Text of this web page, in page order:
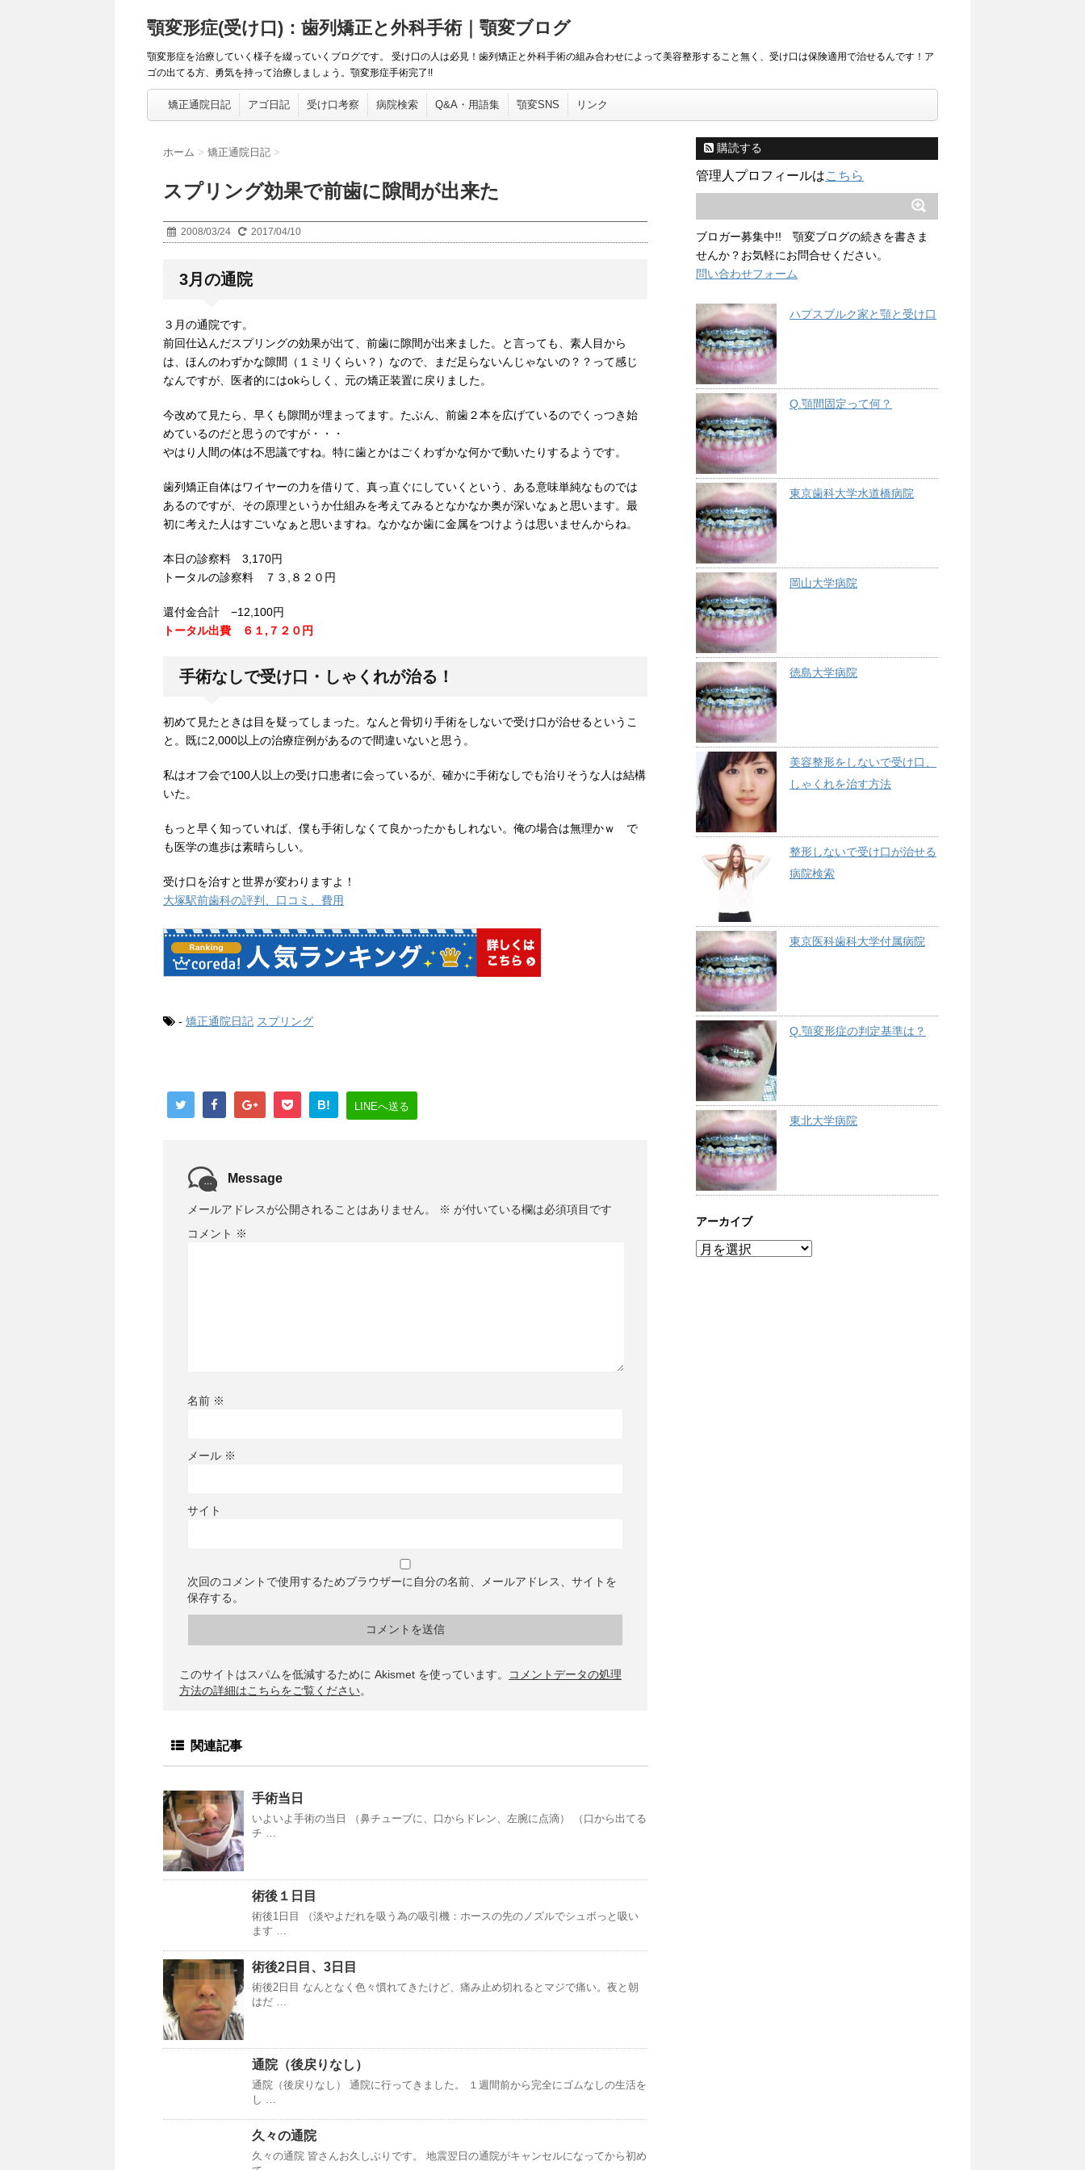
顎変形症(受け口)：歯列矯正と外科手術｜顎変ブログ
顎変形症を治療していく様子を綴っていくブログです。 受け口の人は必見！歯列矯正と外科手術の組み合わせによって美容整形すること無く、受け口は保険適用で治せるんです！ア
ゴの出てる方、勇気を持って治療しましょう。顎変形症手術完了!!
矯正通院日記 アゴ日記 受け口考察 病院検索 Q&A・用語集 顎変SNS リンク
ホーム > 矯正通院日記 >
スプリング効果で前歯に隙間が出来た
2008/03/24 2017/04/10
3月の通院
３月の通院です。
前回仕込んだスプリングの効果が出て、前歯に隙間が出来ました。と言っても、素人目から
は、ほんのわずかな隙間（１ミリくらい？）なので、まだ足らないんじゃないの？？って感じ
なんですが、医者的にはokらしく、元の矯正装置に戻りました。
今改めて見たら、早くも隙間が埋まってます。たぶん、前歯２本を広げているのでくっつき始
めているのだと思うのですが・・・
やはり人間の体は不思議ですね。特に歯とかはごくわずかな何かで動いたりするようです。
歯列矯正自体はワイヤーの力を借りて、真っ直ぐにしていくという、ある意味単純なものでは
あるのですが、その原理というか仕組みを考えてみるとなかなか奥が深いなぁと思います。最
初に考えた人はすごいなぁと思いますね。なかなか歯に金属をつけようは思いませんからね。
本日の診察料 3,170円
トータルの診察料 ７３,８２０円
還付金合計 −12,100円
トータル出費 ６１,７２０円
手術なしで受け口・しゃくれが治る！
初めて見たときは目を疑ってしまった。なんと骨切り手術をしないで受け口が治せるというこ
と。既に2,000以上の治療症例があるので間違いないと思う。
私はオフ会で100人以上の受け口患者に会っているが、確かに手術なしでも治りそうな人は結構
いた。
もっと早く知っていれば、僕も手術しなくて良かったかもしれない。俺の場合は無理かｗ で
も医学の進歩は素晴らしい。
受け口を治すと世界が変わりますよ！
大塚駅前歯科の評判、口コミ、費用
- 矯正通院日記 スプリング
B! LINEへ送る
Message
メールアドレスが公開されることはありません。 ※ が付いている欄は必須項目です
コメント ※
名前 ※
メール ※
サイト
次回のコメントで使用するためブラウザーに自分の名前、メールアドレス、サイトを
保存する。
このサイトはスパムを低減するために Akismet を使っています。
コメントデータの処理
方法の詳細はこちらをご覧ください。
関連記事
手術当日
いよいよ手術の当日 （鼻チューブに、口からドレン、左腕に点滴） （口から出てる
チ …
術後１日目
術後1日目 （淡やよだれを吸う為の吸引機：ホースの先のノズルでシュボっと吸い
ます …
術後2日目、3日目
術後2日目 なんとなく色々慣れてきたけど、痛み止め切れるとマジで痛い。夜と朝
はだ …
通院（後戻りなし）
通院（後戻りなし） 通院に行ってきました。 １週間前から完全にゴムなしの生活を
し …
久々の通院
久々の通院 皆さんお久しぶりです。 地震翌日の通院がキャンセルになってから初め
購読する
管理人プロフィールはこちら
ブロガー募集中!! 顎変ブログの続きを書きま
せんか？お気軽にお問合せください。
問い合わせフォーム
ハプスブルク家と顎と受け口
Q.顎間固定って何？
東京歯科大学水道橋病院
岡山大学病院
徳島大学病院
美容整形をしないで受け口、
しゃくれを治す方法
整形しないで受け口が治せる
病院検索
東京医科歯科大学付属病院
Q.顎変形症の判定基準は？
東北大学病院
アーカイブ
ア